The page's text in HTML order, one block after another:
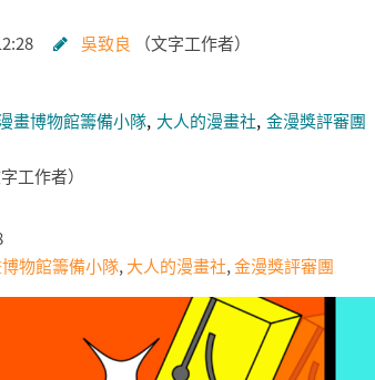
吳致良 文字工作者
畫博物館籌備小隊 大人的漫畫社 金漫獎評審團
字工作者）
物館籌備小隊, 大人的漫畫社,金漫獎評審團